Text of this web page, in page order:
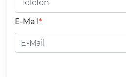
E-Mail